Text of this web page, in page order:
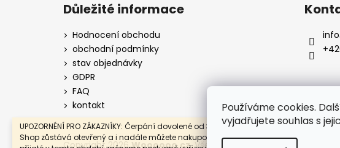
Používáme cookies.
vyjadřujete souhlas s
UPOZORNÉNÍ PRO ZÁKAZNÍKY: Čerpání dovolené od 3. 8. do 9. 8. 2026. E-
Shop zůstává otevřený a i nadále můžete nakupovat. Objednávky
Důležité informace
Hodnocení obchodu
obchodní podmínky
stav objednávky
GDPR
FAQ
kontakt
info
Copyright 2026Woooooo.cz. Všechna práva vyhrazena.